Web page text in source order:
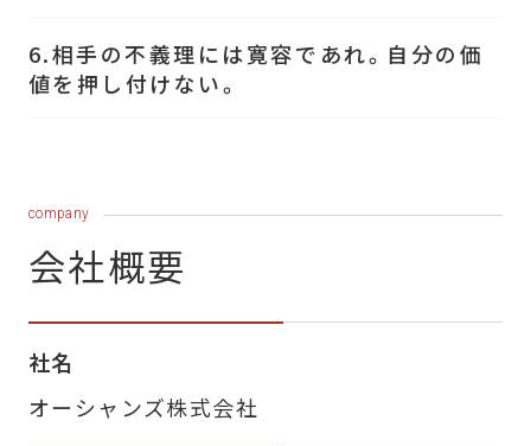
6.相手の不義理には寛容であれ。自分の価
値を押し付けない。
company
会社概要
社名
オーシャンズ株式会社